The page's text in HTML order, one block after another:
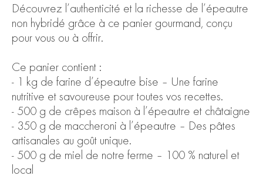
Découvrez l’authenticité et la richesse de l’épeautre
non hybridé grâce à ce panier gourmand, conçu
pour vous ou à offrir.
Ce panier contient :
- 1 kg de farine d’épeautre bise – Une farine
nutritive et savoureuse pour toutes vos recettes.
- 500 g de crêpes maison à l’épeautre et châtaigne
- 350 g de maccheroni à l’épeautre – Des pâtes
artisanales au goût unique.
- 500 g de miel de notre ferme – 100 % naturel et
local